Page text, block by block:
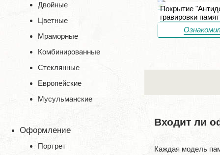
Двойные
Цветные
Мраморные
Комбинированные
Стеклянные
Европейские
Мусульманские
Оформление
Портрет
Покрытие
гравировки
Входит ли
Каждая модель